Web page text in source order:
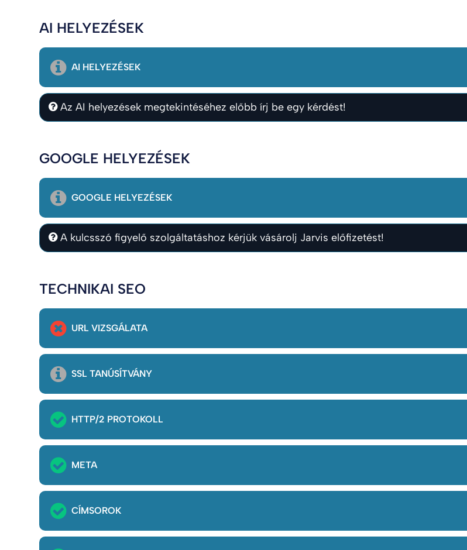
AI HELYEZÉSEK
AI HELYEZÉSEK
Az AI helyezések megtekintéséhez előbb írj be egy kérdést!
GOOGLE HELYEZÉSEK
GOOGLE HELYEZÉSEK
A kulcsszó figyelő szolgáltatáshoz kérjük vásárolj Jarvis előfizetést!
TECHNIKAI SEO
URL VIZSGÁLATA
SSL TANÚSÍTVÁNY
HTTP/2 PROTOKOLL
META
CÍMSOROK